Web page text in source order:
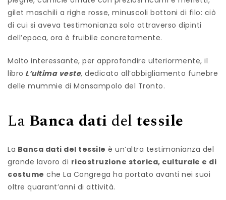
gilet maschili a righe rosse, minuscoli bottoni di filo: ciò
di cui si aveva testimonianza solo attraverso dipinti
dell’epoca, ora è fruibile concretamente.
Molto interessante, per approfondire ulteriormente, il
libro L’ultima veste, dedicato all’abbigliamento funebre
delle mummie di Monsampolo del Tronto.
La Banca dati del tessile
La Banca dati del tessile è un’altra testimonianza del
grande lavoro di ricostruzione storica, culturale e di
costume che La Congrega ha portato avanti nei suoi
oltre quarant’anni di attività.